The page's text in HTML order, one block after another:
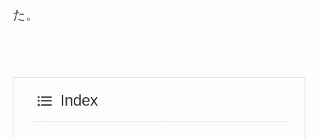
た。
Index